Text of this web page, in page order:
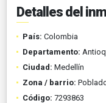
Detalles del
País: Colombia
Departamento:
Ciudad: Medellín
Zona / barrio:
Código: 7293863